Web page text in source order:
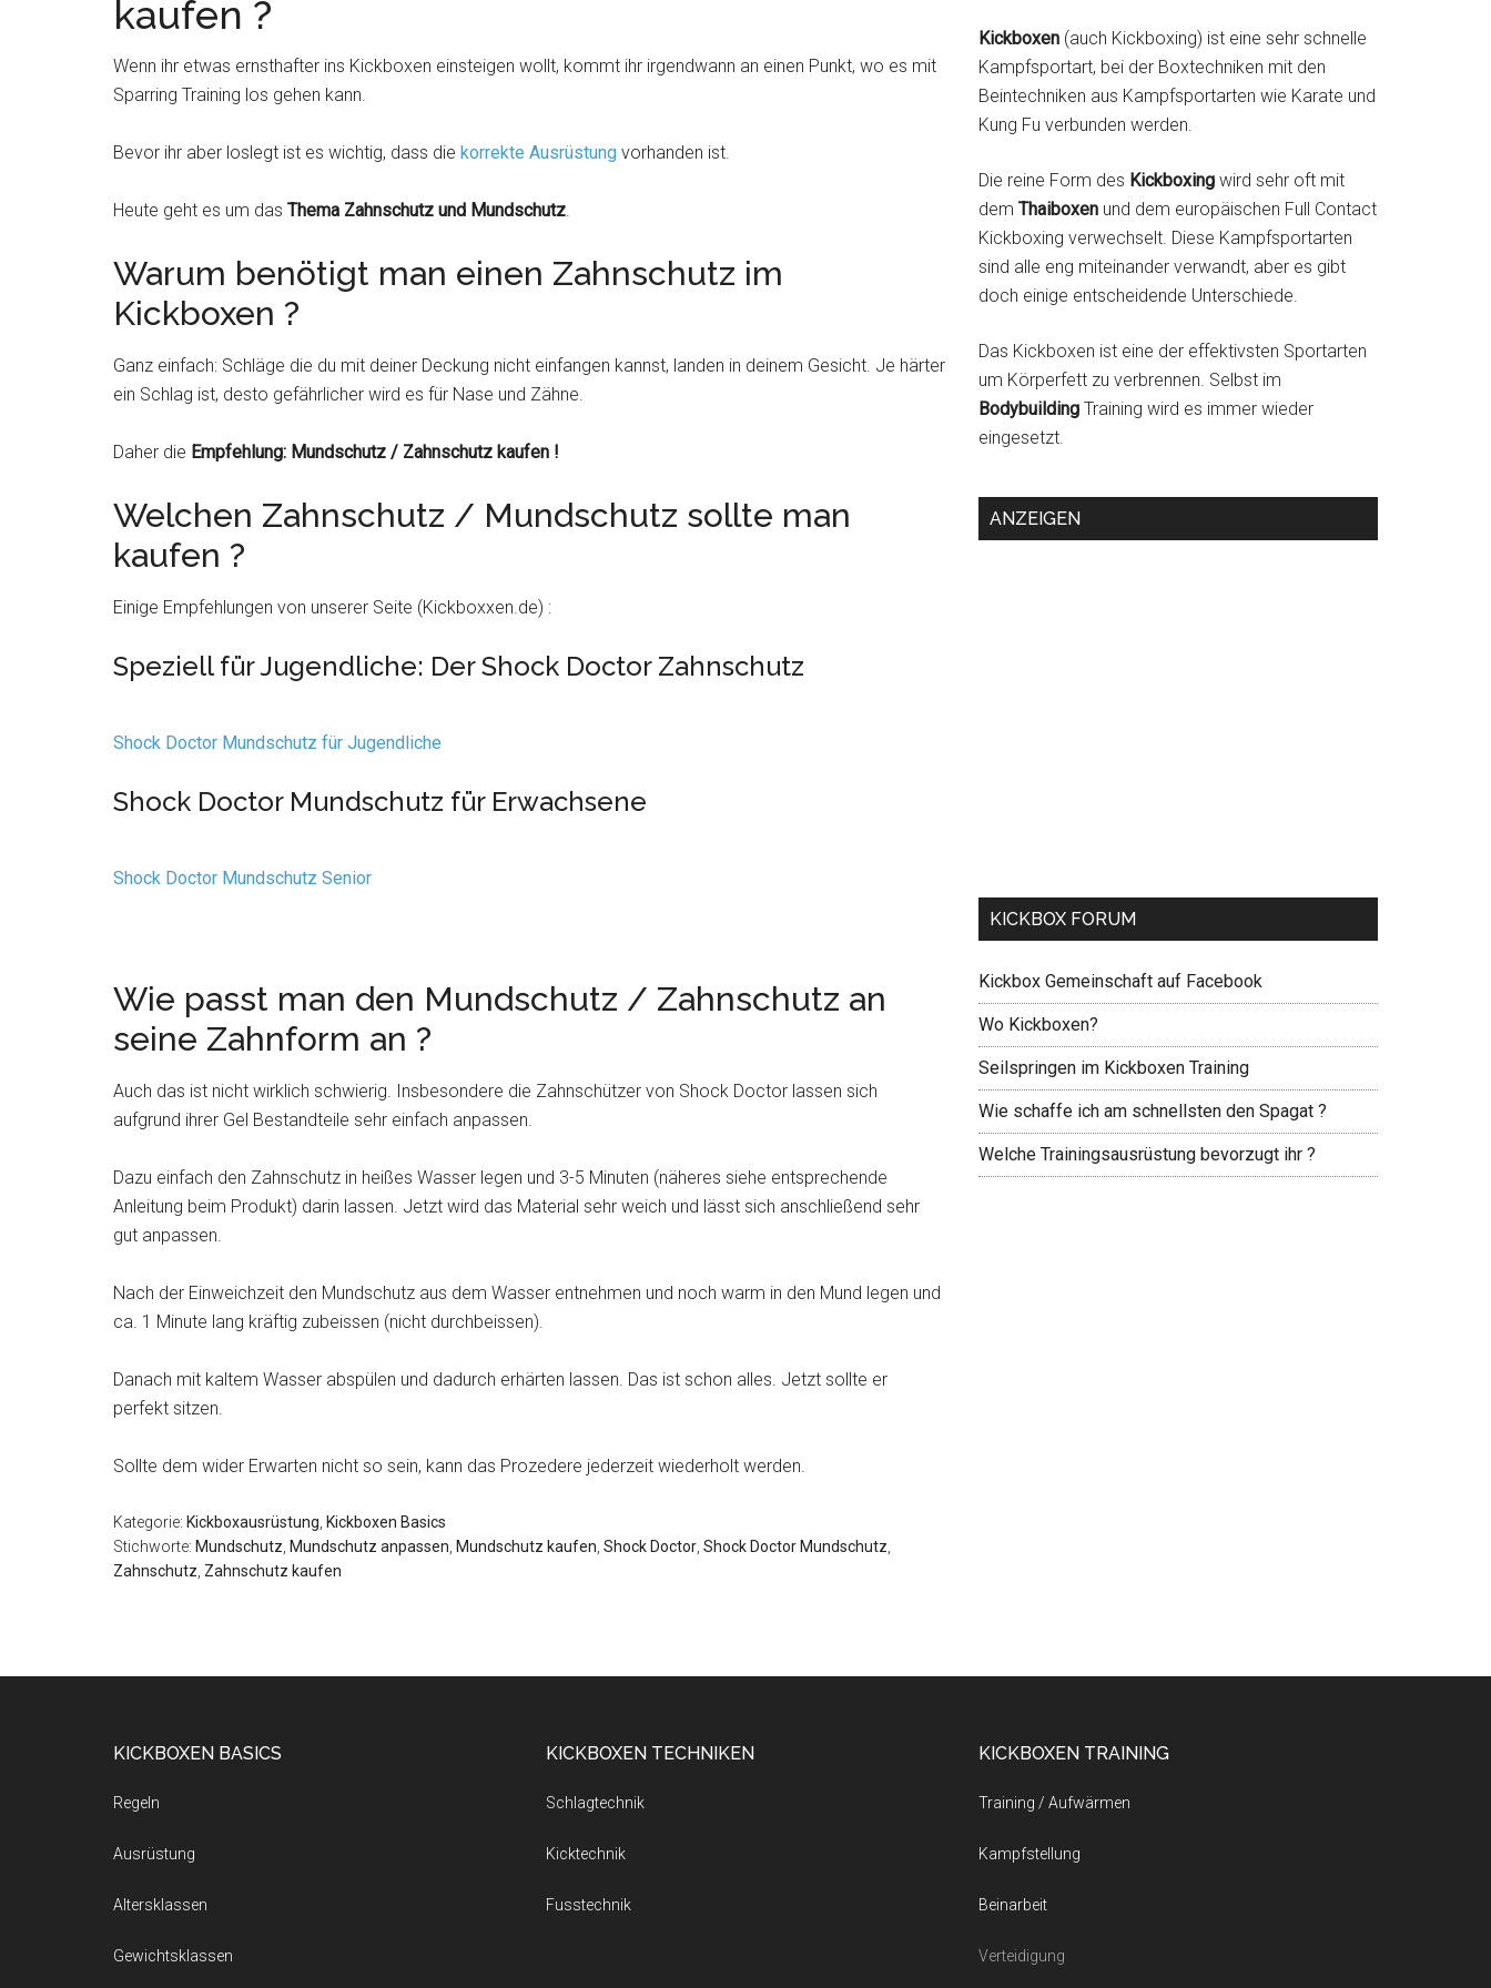
kaufen ?
Wenn ihr etwas ernsthafter ins Kickboxen einsteigen wollt, kommt ihr irgendwann an einen Punkt, wo es mit
Sparring Training los gehen kann.
Bevor ihr aber loslegt ist es wichtig, dass die korrekte Ausrüstung vorhanden ist.
Heute geht es um das Thema Zahnschutz und Mundschutz.
Warum benötigt man einen Zahnschutz im
Kickboxen ?
Ganz einfach: Schläge die du mit deiner Deckung nicht einfangen kannst, landen in deinem Gesicht. Je härter
ein Schlag ist, desto gefährlicher wird es für Nase und Zähne.
Daher die Empfehlung: Mundschutz / Zahnschutz kaufen !
Welchen Zahnschutz / Mundschutz sollte man
kaufen ?
Einige Empfehlungen von unserer Seite (Kickboxxen.de) :
Speziell für Jugendliche: Der Shock Doctor Zahnschutz
Shock Doctor Mundschutz für Jugendliche
Shock Doctor Mundschutz für Erwachsene
Shock Doctor Mundschutz Senior
Wie passt man den Mundschutz / Zahnschutz an
seine Zahnform an ?
Auch das ist nicht wirklich schwierig. Insbesondere die Zahnschützer von Shock Doctor lassen sich
aufgrund ihrer Gel Bestandteile sehr einfach anpassen.
Dazu einfach den Zahnschutz in heißes Wasser legen und 3-5 Minuten (näheres siehe entsprechende
Anleitung beim Produkt) darin lassen. Jetzt wird das Material sehr weich und lässt sich anschließend sehr
gut anpassen.
Nach der Einweichzeit den Mundschutz aus dem Wasser entnehmen und noch warm in den Mund legen und
ca. 1 Minute lang kräftig zubeissen (nicht durchbeissen).
Danach mit kaltem Wasser abspülen und dadurch erhärten lassen. Das ist schon alles. Jetzt sollte er
perfekt sitzen.
Sollte dem wider Erwarten nicht so sein, kann das Prozedere jederzeit wiederholt werden.
Kategorie: Kickboxausrüstung Kickboxen Basics
Stichworte: Mundschutz Mundschutz anpassen Mundschutz kaufen Shock Doctor Shock Doctor Mundschutz
Zahnschutz Zahnschutz kaufen
Kickboxen (auch Kickboxing) ist eine sehr schnelle
Kampfsportart, bei der Boxtechniken mit den
Beintechniken aus Kampfsportarten wie Karate und
Kung Fu verbunden werden.
Die reine Form des Kickboxing wird sehr oft mit
dem Thaiboxen und dem europäischen Full Contact
Kickboxing verwechselt. Diese Kampfsportarten
sind alle eng miteinander verwandt, aber es gibt
doch einige entscheidende Unterschiede.
Das Kickboxen ist eine der effektivsten Sportarten
um Körperfett zu verbrennen. Selbst im
Bodybuilding Training wird es immer wieder
eingesetzt.
ANZEIGEN
KICKBOX FORUM
Kickbox Gemeinschaft auf Facebook
Wo Kickboxen?
Seilspringen im Kickboxen Training
Wie schaffe ich am schnellsten den Spagat ?
Welche Trainingsausrüstung bevorzugt ihr ?
KICKBOXEN BASICS
Regeln
Ausrüstung
Altersklassen
Gewichtsklassen
KICKBOXEN TECHNIKEN
Schlagtechnik
Kicktechnik
Fusstechnik
KICKBOXEN TRAINING
Training / Aufwärmen
Kampfstellung
Beinarbeit
Verteidigung